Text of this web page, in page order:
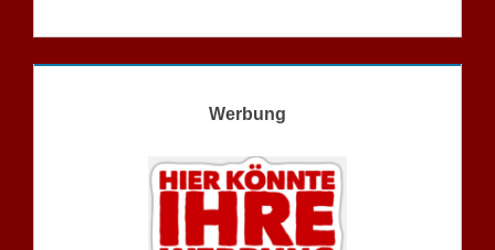
Werbung